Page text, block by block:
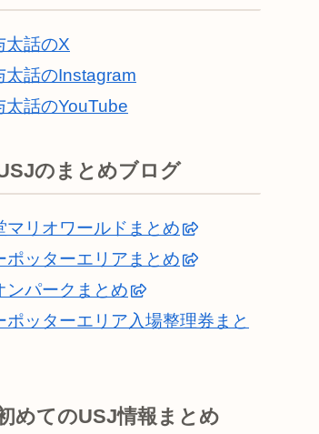
太話のX
太話のInstagram
太話のYouTube
のまとめブログ
マリオワールドまとめ
ポッターエリアまとめ
ンパークまとめ
ポッターエリア入場整理券まと
めてのUSJ情報まとめ